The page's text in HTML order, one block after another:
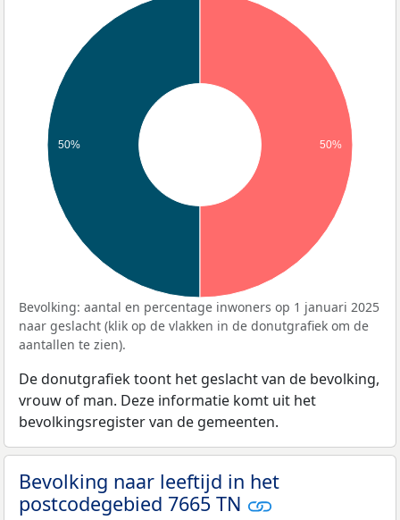
50% 50%
Bevolking: aantal en percentage inwoners op 1 januari 2025
naar geslacht (klik op de vlakken in de donutgrafiek om de
aantallen te zien).
De donutgrafiek toont het geslacht van de bevolking,
vrouw of man. Deze informatie komt uit het
bevolkingsregister van de gemeenten.
Bevolking naar leeftijd in het
postcodegebied 7665 TN